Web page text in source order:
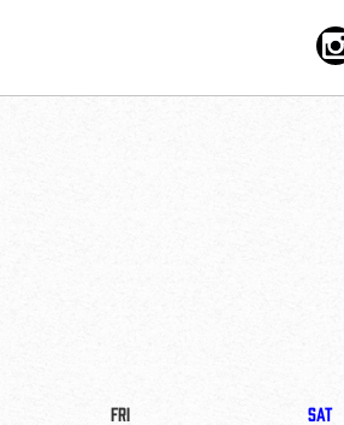
Fri Sat